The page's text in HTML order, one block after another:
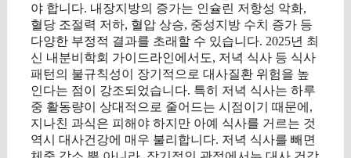
야 합니다. 내장지방의 증가는 인슐린 저항성 악화,
혈당 조절력 저하, 혈압 상승, 중성지방 수치 증가 등
다양한 부정적 결과를 초래할 수 있습니다. 2025년 최
신 내분비학회 가이드라인에서도, 저녁 식사 등 식사
패턴의 불규칙성이 장기적으로 대사질환 위험을 높
인다는 점이 강조되었습니다. 특히 저녁 식사는 하루
중 활동량이 상대적으로 줄어드는 시점이기 때문에,
지나친 과식은 피해야 하지만 아예 식사를 거르는 것
역시 대사건강에 매우 불리합니다. 저녁 식사를 빼면